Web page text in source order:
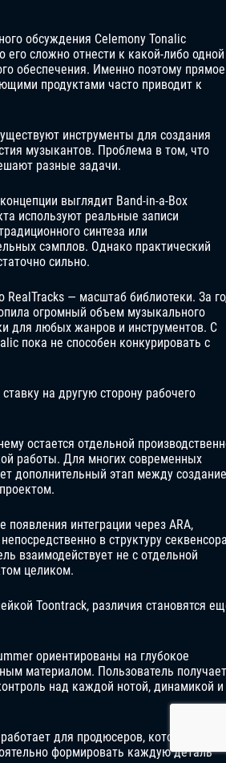
обсуждения Celemony Tonalic
его сложно отнести к какой-либо одной
обеспечения. Именно поэтому прямое
продуктами часто приводит к
инструменты для создания
музыкантов. Проблема в том, что
разные задачи.
выглядит Band-in-a-Box
используют реальные записи
синтеза или
сэмплов. Однако практический
сильно.
RealTracks — масштаб библиотеки. За
огромный объем музыкального
для любых жанров и инструментов. С
пока не способен конкурировать с
на другую сторону рабочего
остается отдельной
работы. Для многих современных
дополнительный этап между
появления интеграции через ARA,
в структуру
взаимодействует не с отдельной
целиком.
Toontrack, различия становятся
ориентированы на глубокое
материалом. Пользователь получает
над каждой нотой, динамикой и
для продюсеров, которые
формировать каждую деталь